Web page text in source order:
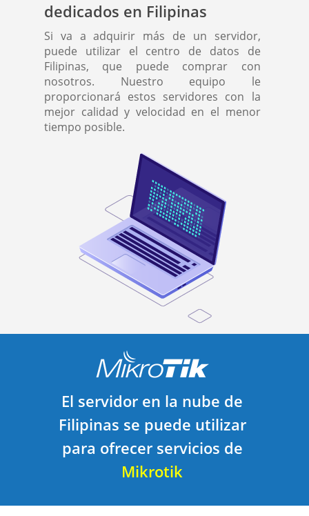
dedicados en Filipinas
Si va a adquirir más de un servidor,
puede utilizar el centro de datos de
Filipinas, que puede comprar con
nosotros. Nuestro equipo le
proporcionará estos servidores con la
mejor calidad y velocidad en el menor
tiempo posible.
El servidor en la nube de
Filipinas se puede utilizar
para ofrecer servicios de
Mikrotik